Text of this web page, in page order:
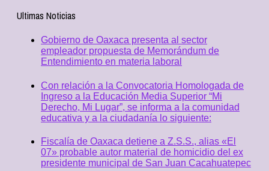
Ultimas Noticias
Gobierno de Oaxaca presenta al sector
empleador propuesta de Memorándum de
Entendimiento en materia laboral
Con relación a la Convocatoria Homologada de
Ingreso a la Educación Media Superior “Mi
Derecho, Mi Lugar”, se informa a la comunidad
educativa y a la ciudadanía lo siguiente:
Fiscalía de Oaxaca detiene a Z.S.S., alias «El
07» probable autor material de homicidio del ex
presidente municipal de San Juan Cacahuatepec